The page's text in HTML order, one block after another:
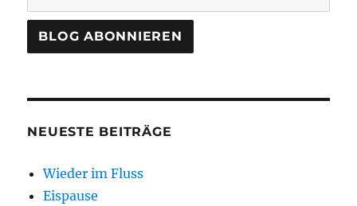
NEUESTE BEITRÄGE
Wieder im Fluss
Eispause